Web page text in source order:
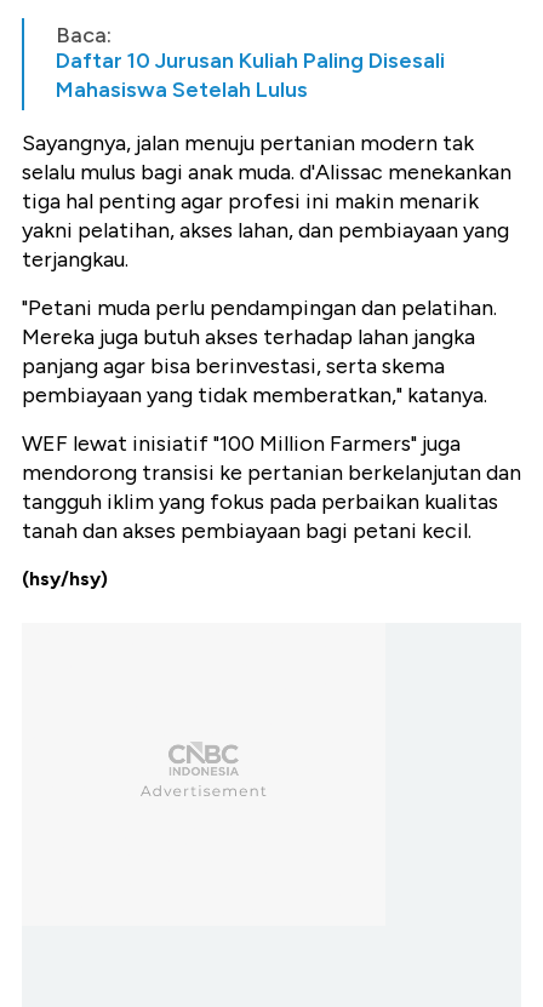
Baca:
Daftar 10 Jurusan Kuliah Paling Disesali
Mahasiswa Setelah Lulus
Sayangnya, jalan menuju pertanian modern tak
selalu mulus bagi anak muda. d'Alissac menekankan
tiga hal penting agar profesi ini makin menarik
yakni pelatihan, akses lahan, dan pembiayaan yang
terjangkau.
"Petani muda perlu pendampingan dan pelatihan.
Mereka juga butuh akses terhadap lahan jangka
panjang agar bisa berinvestasi, serta skema
pembiayaan yang tidak memberatkan," katanya.
WEF lewat inisiatif "100 Million Farmers" juga
mendorong transisi ke pertanian berkelanjutan dan
tangguh iklim yang fokus pada perbaikan kualitas
tanah dan akses pembiayaan bagi petani kecil.
(hsy/hsy)